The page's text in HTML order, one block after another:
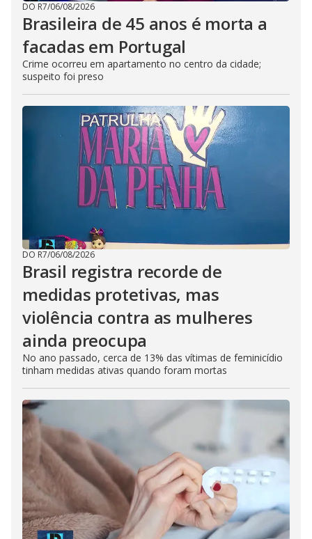
DO R7/06/08/2026
Brasileira de 45 anos é morta a
facadas em Portugal
Crime ocorreu em apartamento no centro da cidade;
suspeito foi preso
DO R7/06/08/2026
Brasil registra recorde de
medidas protetivas, mas
violência contra as mulheres
ainda preocupa
No ano passado, cerca de 13% das vítimas de feminicídio
tinham medidas ativas quando foram mortas